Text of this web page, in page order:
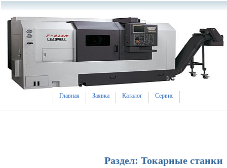
Главная Заявка Каталог Сервис
Раздел: Токарные станки